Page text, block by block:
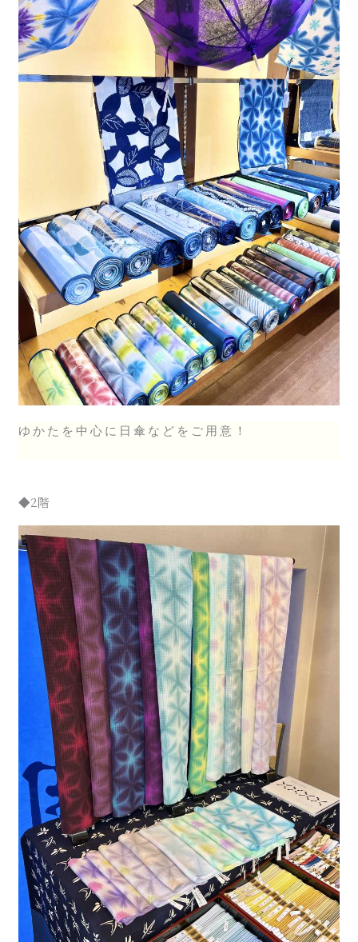
ゆかたを中心に日傘などをご用意！
◆2階